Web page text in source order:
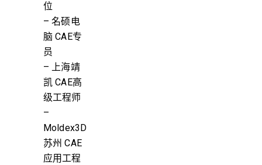
位
– 名硕电
脑 CAE专
员
– 上海靖
凯 CAE高
级工程师
–
Moldex3D
苏州 CAE
应用工程